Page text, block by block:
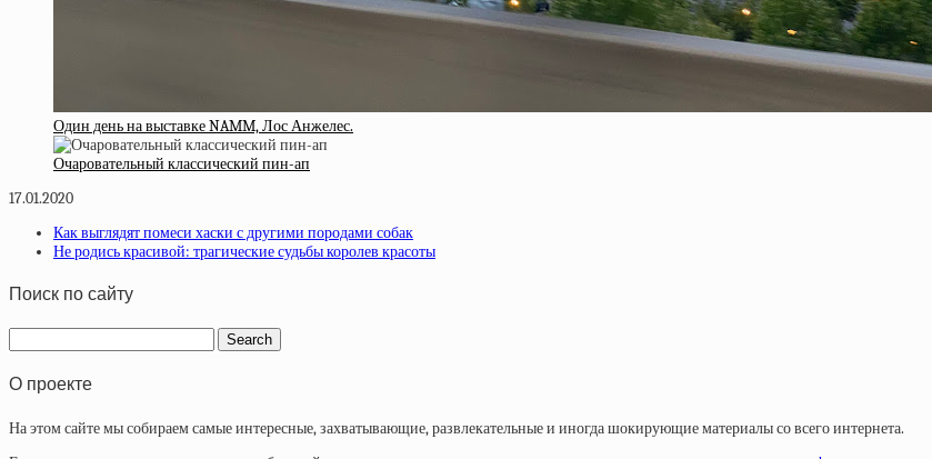
Один день на выставке NAMM, Лос Анжелес.
Очаровательный классический пин-ап
17.01.2020
Как выглядят помеси хаски с другими породами собак
Не родись красивой: трагические судьбы королев красоты
Поиск по сайту
О проекте
На этом сайте мы собираем самые интересные, захватывающие, развлекательные и иногда шокирующие материалы со всего интернета.